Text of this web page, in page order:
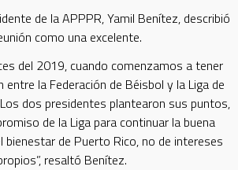
de la APPPR, Yamil Benítez, describió
como una excelente.
del 2019, cuando comenzamos a tener
entre la Federación de Béisbol y la Liga de
dos presidentes plantearon sus puntos,
de la Liga para continuar la buena
bienestar de Puerto Rico, no de intereses
resaltó Benítez.